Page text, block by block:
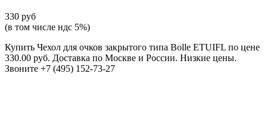
330 руб
(в том числе ндс 5%)
Купить Чехол для очков закрытого типа Bolle ETUIFL по цене
330.00 руб. Доставка по Москве и России. Низкие цены.
Звоните +7 (495) 152-73-27